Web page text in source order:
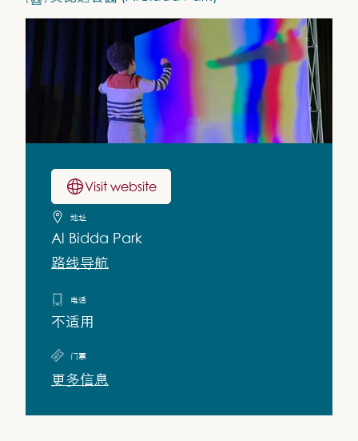
Visit website
地址
Al Bidda Park
路线导航
电话
不适用
门票
更多信息